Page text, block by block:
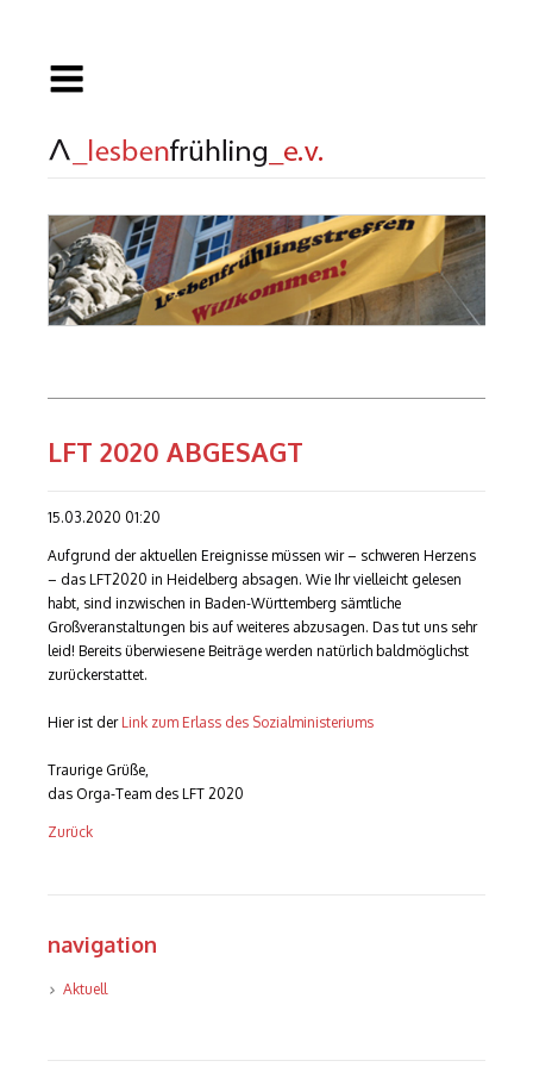
LFT 2020 ABGESAGT
15.03.2020 01:20
Aufgrund der aktuellen Ereignisse müssen wir – schweren Herzens
– das LFT2020 in Heidelberg absagen. Wie Ihr vielleicht gelesen
habt, sind inzwischen in Baden-Württemberg sämtliche
Großveranstaltungen bis auf weiteres abzusagen. Das tut uns sehr
leid! Bereits überwiesene Beiträge werden natürlich baldmöglichst
zurückerstattet.
Hier ist der Link zum Erlass des Sozialministeriums
Traurige Grüße,
das Orga-Team des LFT 2020
Zurück
navigation
Navigation
Aktuell